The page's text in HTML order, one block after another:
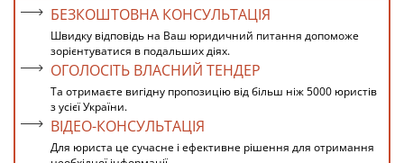
БЕЗКОШТОВНА КОНСУЛЬТАЦІЯ
Швидку відповідь на Ваш юридичний питання допоможе
зорієнтуватися в подальших діях.
ОГОЛОСІТЬ ВЛАСНИЙ ТЕНДЕР
Та отримаєте вигідну пропозицію від більш ніж 5000 юристів
з усієї України.
ВІДЕО-КОНСУЛЬТАЦІЯ
Для юриста це сучасне і ефективне рішення для отримання